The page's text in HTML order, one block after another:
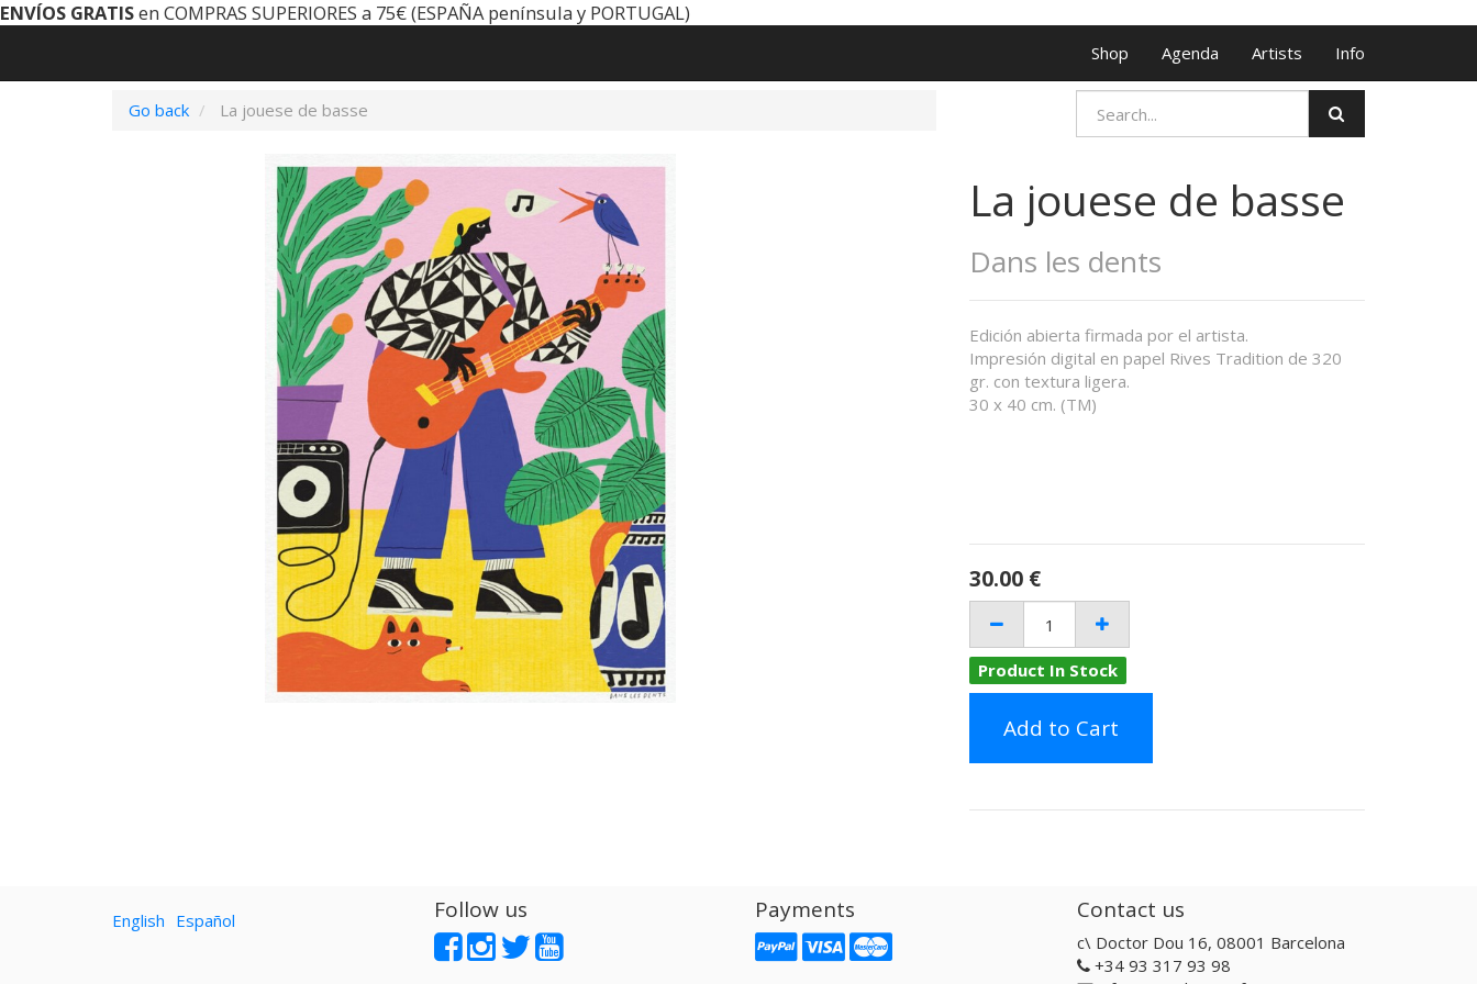
ENVÍOS GRATISen COMPRAS SUPERIORES a 75€ (ESPAÑA península y PORTUGAL)
Shop Agenda Artists Info
Go back La jouese de basse
La jouese de basse
Dans les dents
Edición abierta firmada por el artista.
Impresión digital en papel Rives Tradition de 320
gr. con textura ligera.
30 x 40 cm. (TM)
30.00 €
Product In Stock
Add to Cart
English Español Follow us Payments Contact us
c\ Doctor Dou 16, 08001 Barcelona
+34 93 317 93 98